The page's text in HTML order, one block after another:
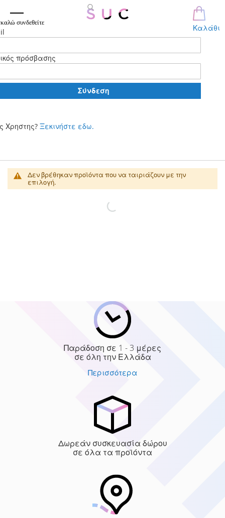
Καλάθι
συνδεθείτε
πρόσβασης
Σύνδεση
Χρηστης? Ξεκινήστε εδω.
περιεχόμενο
Νέες Παραλαβές
Δεν βρέθηκαν προϊόντα που να ταιριάζουν με την
επιλογή.
Παράδοση σε 1 - 3 μέρες
σε όλη την Ελλάδα
Περισσότερα
Δωρεάν συσκευασία δώρου
σε όλα τα προϊόντα